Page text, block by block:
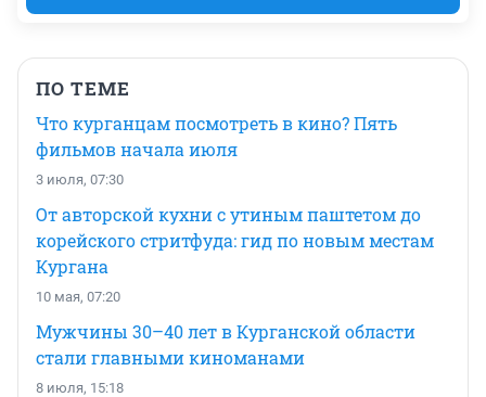
ПО ТЕМЕ
Что курганцам посмотреть в кино? Пять
фильмов начала июля
3 июля, 07:30
От авторской кухни с утиным паштетом до
корейского стритфуда: гид по новым местам
Кургана
10 мая, 07:20
Мужчины 30–40 лет в Курганской области
стали главными киноманами
8 июля, 15:18